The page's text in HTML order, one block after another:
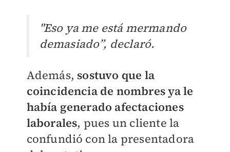
"Eso ya me está mermando
demasiado”, declaró.
Además, sostuvo que la
coincidencia de nombres ya le
había generado afectaciones
laborales, pues un cliente la
confundió con la presentadora